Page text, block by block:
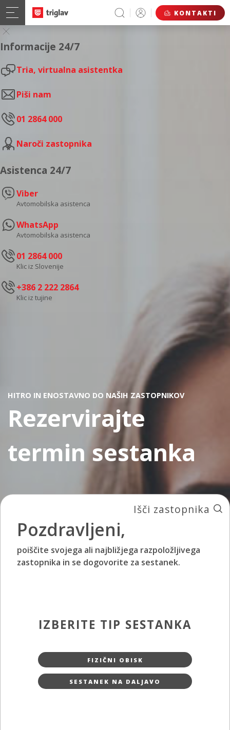
KONTAKTI
Informacije 24/7
Tria, virtualna asistentka
Piši nam
01 2864 000
Naroči zastopnika
Asistenca 24/7
Viber
Avtomobilska asistenca
WhatsApp
Avtomobilska asistenca
01 2864 000
Klic iz Slovenije
+386 2 222 2864
Klic iz tujine
HITRO IN ENOSTAVNO DO NAŠIH ZASTOPNIKOV
Rezervirajte
termin sestanka
Išči zastopnika
Pozdravljeni,
poiščite svojega ali najbližjega razpoložljivega
zastopnika in se dogovorite za sestanek.
IZBERITE TIP SESTANKA
FIZIČNI OBISK
SESTANEK NA DALJAVO